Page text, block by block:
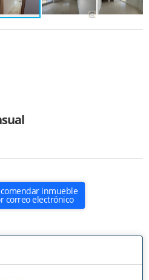
inmueble
correo electrónico